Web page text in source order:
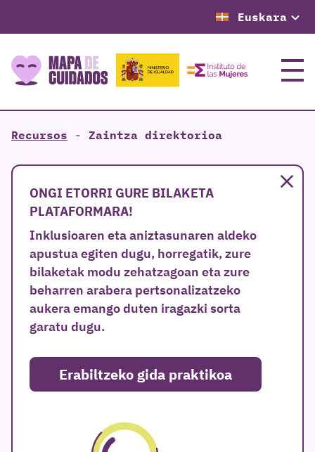
Euskara
Menua
Recursos - Zaintza direktorioa
ONGI ETORRI GURE BILAKETA
PLATAFORMARA!
Inklusioaren eta aniztasunaren aldeko
apustua egiten dugu, horregatik, zure
bilaketak modu zehatzagoan eta zure
beharren arabera pertsonalizatzeko
aukera emango duten iragazki sorta
garatu dugu.
Erabiltzeko gida praktikoa